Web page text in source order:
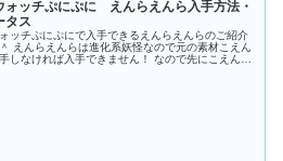
ォッチぷにぷに えんらえんら入手方法・
タス
ッチぷにぷにで入手できるえんらえんらのご紹介
えんらえんらは進化系妖怪なので元の素材こえん
しなければ入手できません！ なので先にこえんら